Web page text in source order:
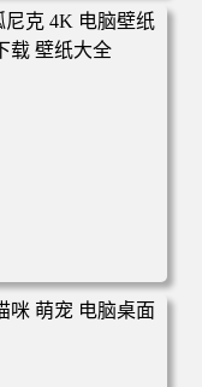
漫壁纸 电脑桌面
电脑壁纸 3840x2